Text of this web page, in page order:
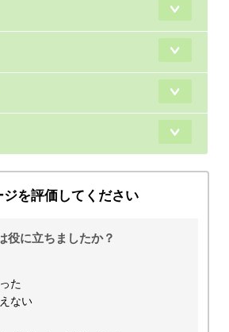
ジを評価してください
役に立ちましたか？
た
ない